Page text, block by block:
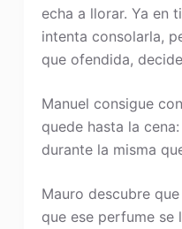
echa a llorar. Ya en
intenta consolarla,
que ofendida,
Manuel consigue
quede hasta la
durante la misma
Mauro descubre
que ese perfume se